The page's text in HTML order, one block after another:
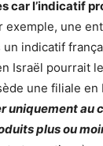
car l’indicatif
exemple, une
indicatif
Israël pourrait
une filiale en
uniquement au
plus ou